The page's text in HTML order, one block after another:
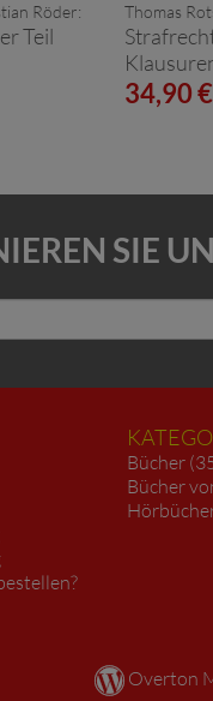
Röder:
Teil
Thomas
34,90
SIE
Bücher
Bücher
Overton